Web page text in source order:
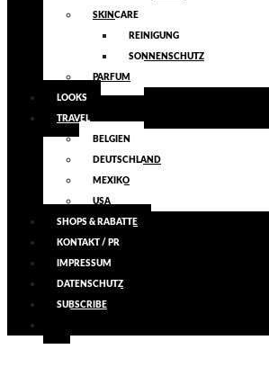
SKINCARE
REINIGUNG
SONNENSCHUTZ
PARFUM
LOOKS
TRAVEL
BELGIEN
DEUTSCHLAND
MEXIKO
USA
SHOPS & RABATTE
KONTAKT / PR
IMPRESSUM
DATENSCHUTZ
SUBSCRIBE